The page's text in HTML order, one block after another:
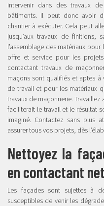
intervenir dans des travaux
bâtiments. Il peut donc avoir
chantier à exécuter. Cela peut
jusqu’aux travaux de
l’assemblage des matériaux
offre et service pour les
contactant travaux de
maçons sont qualifiés et aptes
de travail et pour les matériaux
travaux de maçonnerie.
faciliterait le travail et le résultat
imaginé. Contactez sans plus
assurer tous vos projets, dès
Nettoyez la
en contactant
Les façades sont sujettes à
susceptibles de venir les